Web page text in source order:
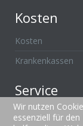
Kosten
Kosten
Krankenkassen
Service
Impressum
Wir nutzen
essenziell für